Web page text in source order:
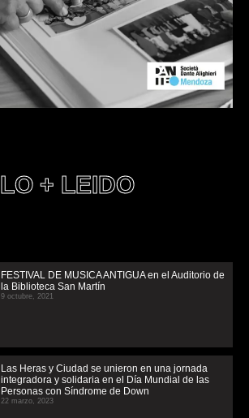
LO + LEIDO
FESTIVAL DE MUSICA ANTIGUA en el Auditorio de
la Biblioteca San Martín
9 octubre, 2021
Las Heras y Ciudad se unieron en una jornada
integradora y solidaria en el Día Mundial de las
Personas con Síndrome de Down
22 marzo, 2023